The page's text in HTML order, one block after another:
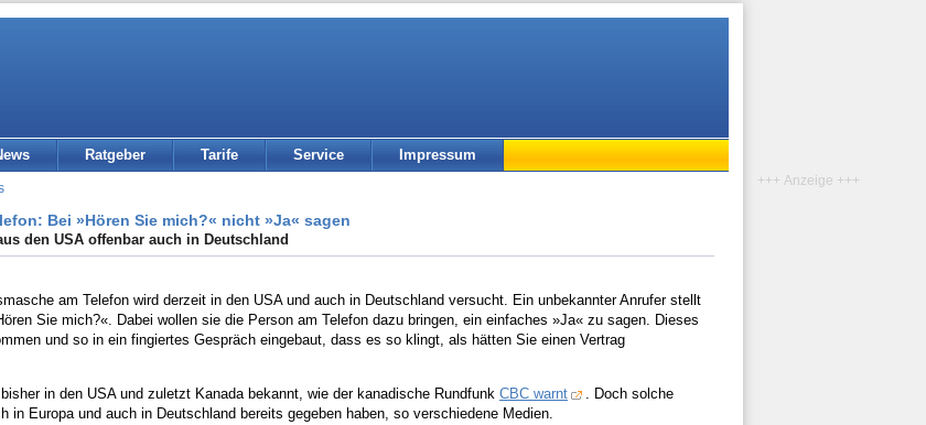
Ratgeber Tarife Service Impressum
Bei »Hören Sie mich?« nicht »Ja« sagen
den USA offenbar auch in Deutschland
am Telefon wird derzeit in den USA und auch in Deutschland versucht. Ein unbekannter Anrufer stellt
Sie mich?«. Dabei wollen sie die Person am Telefon dazu bringen, ein einfaches »Ja« zu sagen. Dieses
und so in ein fingiertes Gespräch eingebaut, dass es so klingt, als hätten Sie einen Vertrag
in den USA und zuletzt Kanada bekannt, wie der kanadische Rundfunk CBC warnt
. Doch solche
in Europa und auch in Deutschland bereits gegeben haben, so verschiedene Medien.
+++ Anzeige +++